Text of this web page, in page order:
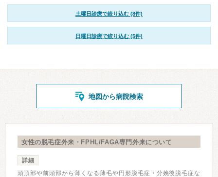
土曜日診療で絞り込む (8件)
日曜日診療で絞り込む (5件)
地図から病院検索
女性の脱毛症外来・FPHL/FAGA専門外来について
詳細
頭頂部や前頭部から薄くなる薄毛や円形脱毛症・分娩後脱毛症な